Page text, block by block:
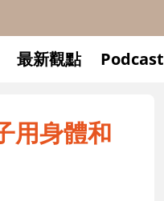
最新觀點 Podcast
用身體和